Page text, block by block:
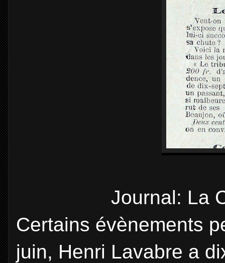
Journal: La
Certains évènements
juin, Henri Lavabre a